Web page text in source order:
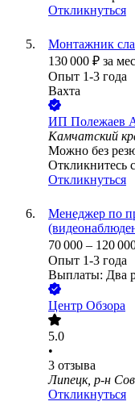
Откликнуться
Монтажник
130 000 ₽ за
Опыт 1-3 года
Вахта
ИП Полежаев
Камчатский
Можно без
Откликнитесь
Откликнуться
Менеджер по
70 000 – 120
Опыт 1-3 года
Выплаты: Два
Центр Обзора
5.0
•
3 отзыва
Липецк, р-н
Откликнуться